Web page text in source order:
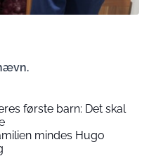
første barn: Det skal
mindes Hugo